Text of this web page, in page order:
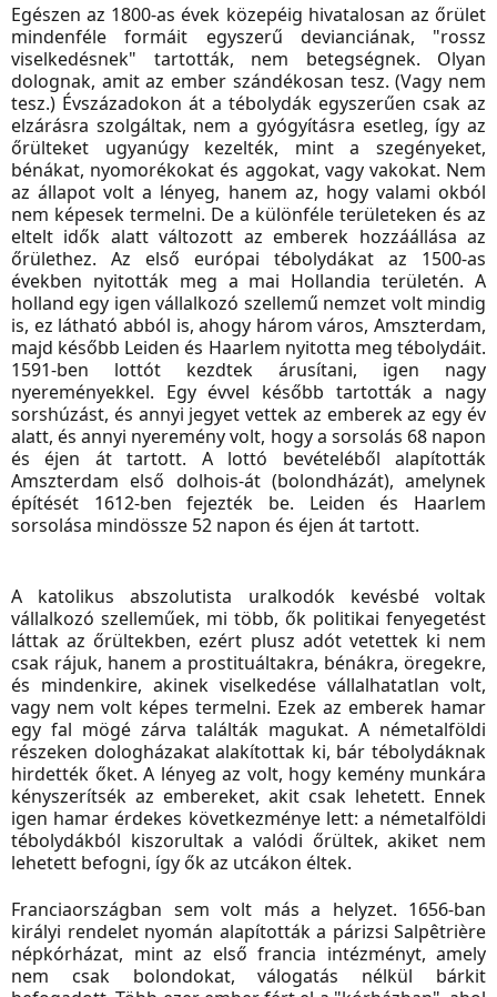
Egészen az 1800-as évek közepéig hivatalosan az őrület
mindenféle formáit egyszerű devianciának, "rossz
viselkedésnek" tartották, nem betegségnek. Olyan
dolognak, amit az ember szándékosan tesz. (Vagy nem
tesz.) Évszázadokon át a tébolydák egyszerűen csak az
elzárásra szolgáltak, nem a gyógyításra esetleg, így az
őrülteket ugyanúgy kezelték, mint a szegényeket,
bénákat, nyomorékokat és aggokat, vagy vakokat. Nem
az állapot volt a lényeg, hanem az, hogy valami okból
nem képesek termelni. De a különféle területeken és az
eltelt idők alatt változott az emberek hozzáállása az
őrülethez. Az első európai tébolydákat az 1500-as
években nyitották meg a mai Hollandia területén. A
holland egy igen vállalkozó szellemű nemzet volt mindig
is, ez látható abból is, ahogy három város, Amszterdam,
majd később Leiden és Haarlem nyitotta meg tébolydáit.
1591-ben lottót kezdtek árusítani, igen nagy
nyereményekkel. Egy évvel később tartották a nagy
sorshúzást, és annyi jegyet vettek az emberek az egy év
alatt, és annyi nyeremény volt, hogy a sorsolás 68 napon
és éjen át tartott. A lottó bevételéből alapították
Amszterdam első dolhois-át (bolondházát), amelynek
építését 1612-ben fejezték be. Leiden és Haarlem
sorsolása mindössze 52 napon és éjen át tartott.
A katolikus abszolutista uralkodók kevésbé voltak
vállalkozó szelleműek, mi több, ők politikai fenyegetést
láttak az őrültekben, ezért plusz adót vetettek ki nem
csak rájuk, hanem a prostituáltakra, bénákra, öregekre,
és mindenkire, akinek viselkedése vállalhatatlan volt,
vagy nem volt képes termelni. Ezek az emberek hamar
egy fal mögé zárva találták magukat. A németalföldi
részeken dologházakat alakítottak ki, bár tébolydáknak
hirdették őket. A lényeg az volt, hogy kemény munkára
kényszerítsék az embereket, akit csak lehetett. Ennek
igen hamar érdekes következménye lett: a németalföldi
tébolydákból kiszorultak a valódi őrültek, akiket nem
lehetett befogni, így ők az utcákon éltek.
Franciaországban sem volt más a helyzet. 1656-ban
királyi rendelet nyomán alapították a párizsi Salpêtrière
népkórházat, mint az első francia intézményt, amely
nem csak bolondokat, válogatás nélkül bárkit